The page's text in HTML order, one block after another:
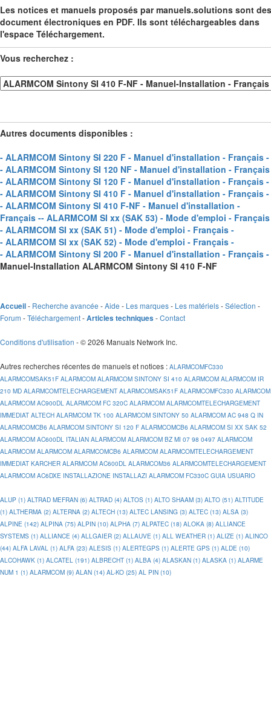
Les notices et manuels proposés par manuels.solutions sont des
document électroniques en PDF. Ils sont téléchargeables dans
l'espace Téléchargement.
Vous recherchez :
Autres documents disponibles :
- ALARMCOM Sintony SI 220 F - Manuel d'installation - Français -
- ALARMCOM Sintony SI 120 NF - Manuel d'installation -
- ALARMCOM Sintony SI 120 F - Manuel d'installation - Français -
- ALARMCOM Sintony SI 410 F - Manuel d'installation - Français -
- ALARMCOM Sintony SI 410 F-NF - Manuel d'installation -
Français -- ALARMCOM SI xx (SAK 53) - Mode d'emploi -
- ALARMCOM SI xx (SAK 51) - Mode d'emploi - Français -
- ALARMCOM SI xx (SAK 52) - Mode d'emploi - Français -
- ALARMCOM Sintony SI 200 F - Manuel d'installation - Français -
Manuel-Installation ALARMCOM Sintony SI 410 F-NF
Accueil- Recherche avancée -Aide - Les marques- Les matériels-Sélection -
Forum -Téléchargement-Articles techniques -Contact
Conditions d'utilisation - © 2026 Manuals Network Inc.
Autres recherches récentes de manuels et notices : ALARMCOMFC330
ALARMCOMSAK51F ALARMCOM ALARMCOM SINTONY SI 410 ALARMCOM ALARMCOM IR
210 MD ALARMCOMTELECHARGEMENT ALARMCOMSAK51F ALARMCOMFC330 ALARMCOM
ALARMCOM AC900DL ALARMCOM FC 320C ALARMCOM ALARMCOMTELECHARGEMENT
IMMEDIAT ALTECH ALARMCOM TK 100 ALARMCOM SINTONY 50 ALARMCOM AC 948 Q IN
ALARMCOMCB6 ALARMCOM SINTONY SI 120 F ALARMCOMCB6 ALARMCOM SI XX SAK 52
ALARMCOM AC600DL ITALIAN ALARMCOM ALARMCOM BZ MI 07 98 0497 ALARMCOM
ALARMCOM ALARMCOM ALARMCOMCB6 ALARMCOM ALARMCOMTELECHARGEMENT
IMMEDIAT KARCHER ALARMCOM AC600DL ALARMCOM36 ALARMCOMTELECHARGEMENT
ALARMCOM AC6DXE INSTALLAZIONE INSTALLAZI ALARMCOM FC330C GUIA USUARIO
ALUP (1) ALTRAD MEFRAN (6) ALTRAD (4) ALTOS (1) ALTO SHAAM (3) ALTO (51) ALTITUDE
(1) ALTHERMA (2) ALTERNA (2) ALTECH (13) ALTEC LANSING (3) ALTEC (13) ALSA (3)
ALPINE (142) ALPINA (75) ALPIN (10) ALPHA (7) ALPATEC (18) ALOKA (8) ALLIANCE
SYSTEMS (1) ALLIANCE (4) ALLGAIER (2) ALLAUVE (1) ALL WEATHER (1) ALIZE (1) ALINCO
(44) ALFA LAVAL (1) ALFA (23) ALESIS (1) ALERTEGPS (1) ALERTE GPS (1) ALDE (10)
ALCOHAWK (1) ALCATEL (191) ALBRECHT (1) ALBA (4) ALASKAN (1) ALASKA (1) ALARME
NUM 1 (1) ALARMCOM (9) ALAN (14) AL-KO (25) AL PIN (10)